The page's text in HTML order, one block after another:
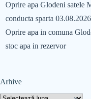
Oprire apa Glodeni satele
conducta sparta 03.08.2026
Oprire apa in comuna
stoc apa in rezervor
Arhive